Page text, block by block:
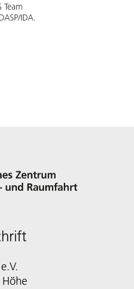
Team
IDA.